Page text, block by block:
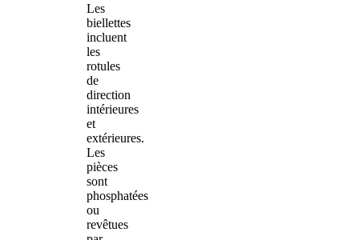
Les
biellettes
incluent
les
rotules
de
direction
intérieures
et
extérieures.
Les
pièces
sont
phosphatées
ou
revêtues